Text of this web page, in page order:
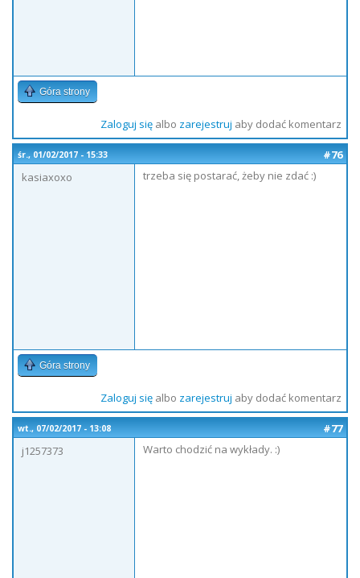
Góra strony
Zaloguj sięalbo zarejestruj aby dodać komentarz
śr., 01/02/2017 - 15:33
#76
kasiaxoxo
trzeba się postarać, żeby nie zdać :)
Góra strony
Zaloguj sięalbo zarejestruj aby dodać komentarz
wt., 07/02/2017 - 13:08
#77
j1257373
Warto chodzić na wykłady. :)